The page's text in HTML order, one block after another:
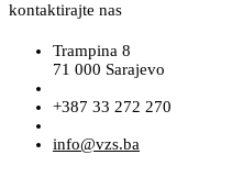
kontaktirajte nas
Trampina 8
71 000 Sarajevo
+387 33 272 270
info@vzs.ba